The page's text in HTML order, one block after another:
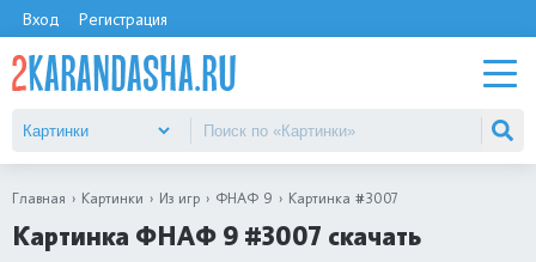
Вход Регистрация
Главная Картинки Из игр ФНАФ 9 Картинка #3007
Картинка ФНАФ 9 #3007 скачать